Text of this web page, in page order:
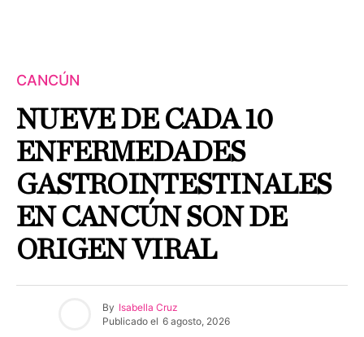
CANCÚN
NUEVE DE CADA 10
ENFERMEDADES
GASTROINTESTINALES
EN CANCÚN SON DE
ORIGEN VIRAL
By Isabella Cruz
Publicado el 6 agosto, 2026